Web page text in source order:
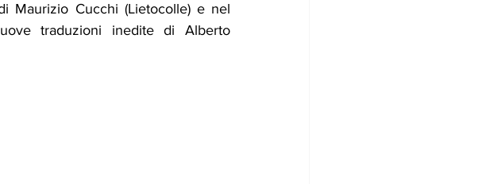
traduzioni inedite di Alberto